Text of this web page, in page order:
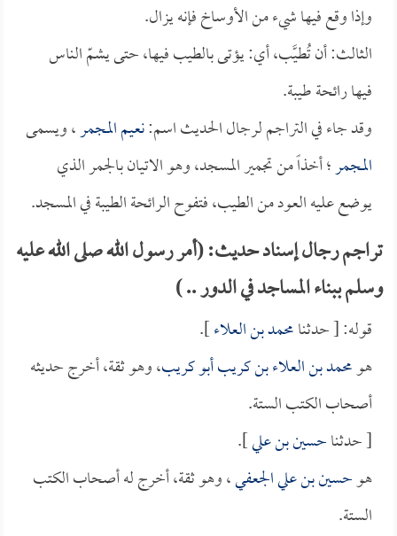
وإذا وقع فيها شيء من الأوساخ فإنه يزال.
الثالث: أن تُطيَّب، أي: يؤتى بالطيب فيها، حتى يشمّ الناس
فيها رائحة طيبة.
وقد جاء في التراجم لرجال الحديث اسم:نعيم المجمر، ويسمى
المجمر؛ أخذاً من تجمير المسجد، وهو الاتيان بالجمر الذي
يوضع عليه العود من الطيب، فتفوح الرائحة الطيبة في المسجد.
تراجم رجال إسناد حديث: (أمر رسول الله صلى الله عليه
وسلم ببناء المساجد في الدور .. )
قوله: [ حدثنامحمد بن العلاء].
هومحمد بن العلاء بن كريب أبو كريب، وهو ثقة، أخرج حديثه
أصحاب الكتب الستة.
[ حدثناحسين بن علي].
هوحسين بن علي الجعفي، وهو ثقة، أخرج له أصحاب الكتب
الستة.